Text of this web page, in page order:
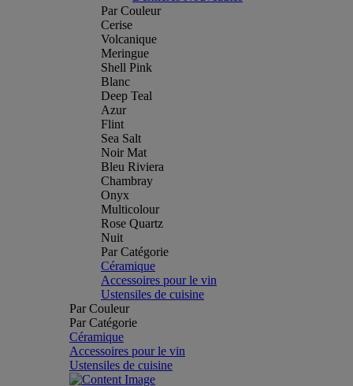
Par Couleur
Cerise
Volcanique
Meringue
Shell Pink
Blanc
Deep Teal
Azur
Flint
Sea Salt
Noir Mat
Bleu Riviera
Chambray
Onyx
Multicolour
Rose Quartz
Nuit
Par Catégorie
Céramique
Accessoires pour le vin
Ustensiles de cuisine
Par Couleur
Par Catégorie
Céramique
Accessoires pour le vin
Ustensiles de cuisine